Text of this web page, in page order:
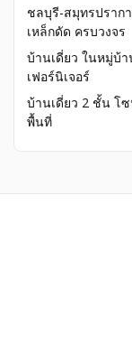
ชลบุรี-สมุทรปราก
เหล็กดัด ครบวงจร
บ้านเดี่ยว ในหมู่บ้
เฟอร์นิเจอร์
บ้านเดี่ยว 2 ชั้น โ
พื้นที่